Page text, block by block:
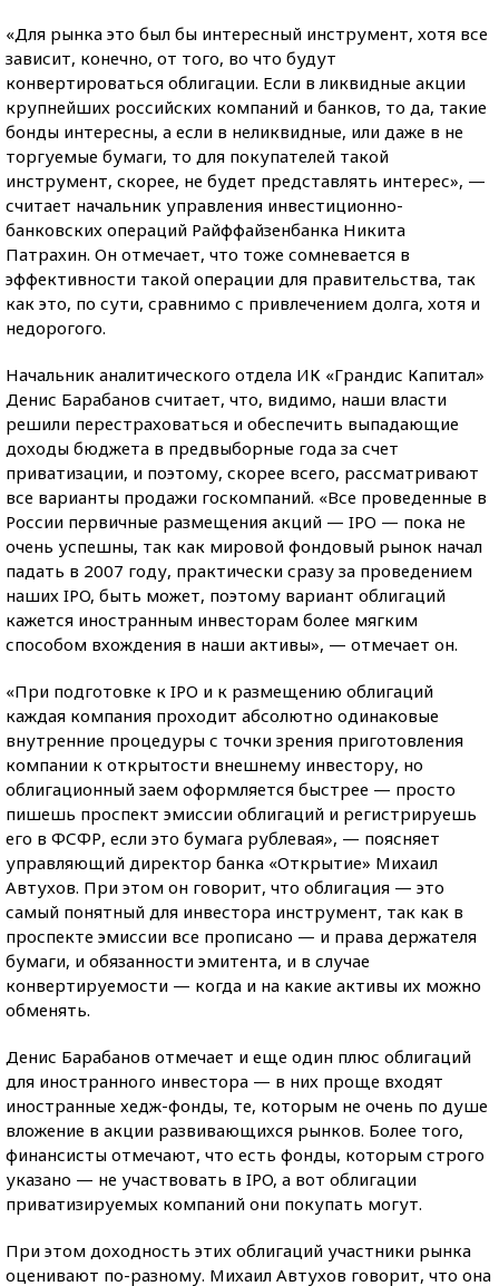
«Для рынка это был бы интересный инструмент, хотя все
зависит, конечно, от того, во что будут
конвертироваться облигации. Если в ликвидные акции
крупнейших российских компаний и банков, то да, такие
бонды интересны, а если в неликвидные, или даже в не
торгуемые бумаги, то для покупателей такой
инструмент, скорее, не будет представлять интерес», —
считает начальник управления инвестиционно-
банковских операций Райффайзенбанка Никита
Патрахин. Он отмечает, что тоже сомневается в
эффективности такой операции для правительства, так
как это, по сути, сравнимо с привлечением долга, хотя и
недорогого.
Начальник аналитического отдела ИК «Грандис Капитал»
Денис Барабанов считает, что, видимо, наши власти
решили перестраховаться и обеспечить выпадающие
доходы бюджета в предвыборные года за счет
приватизации, и поэтому, скорее всего, рассматривают
все варианты продажи госкомпаний. «Все проведенные в
России первичные размещения акций — IPO — пока не
очень успешны, так как мировой фондовый рынок начал
падать в 2007 году, практически сразу за проведением
наших IPO, быть может, поэтому вариант облигаций
кажется иностранным инвесторам более мягким
способом вхождения в наши активы», — отмечает он.
«При подготовке к IPO и к размещению облигаций
каждая компания проходит абсолютно одинаковые
внутренние процедуры с точки зрения приготовления
компании к открытости внешнему инвестору, но
облигационный заем оформляется быстрее — просто
пишешь проспект эмиссии облигаций и регистрируешь
его в ФСФР, если это бумага рублевая», — поясняет
управляющий директор банка «Открытие» Михаил
Автухов. При этом он говорит, что облигация — это
самый понятный для инвестора инструмент, так как в
проспекте эмиссии все прописано — и права держателя
бумаги, и обязанности эмитента, и в случае
конвертируемости — когда и на какие активы их можно
обменять.
Денис Барабанов отмечает и еще один плюс облигаций
для иностранного инвестора — в них проще входят
иностранные хедж-фонды, те, которым не очень по душе
вложение в акции развивающихся рынков. Более того,
финансисты отмечают, что есть фонды, которым строго
указано — не участвовать в IPO, а вот облигации
приватизируемых компаний они покупать могут.
При этом доходность этих облигаций участники рынка
оценивают по-разному. Михаил Автухов говорит, что она